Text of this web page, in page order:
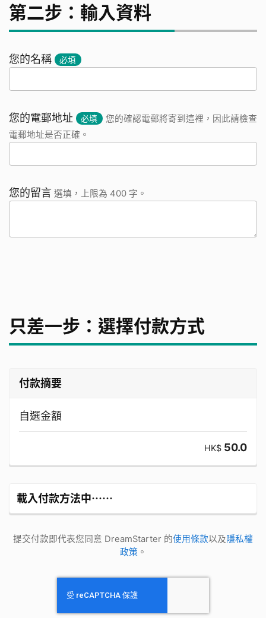
第二步：輸入資料
您的名稱 必填
您的電郵地址 必填
您的確認電郵將寄到這裡，因此請檢查
電郵地址是否正確。
您的留言 選填，上限為 400 字。
只差一步：選擇付款方式
付款摘要
自選金額
HK$ 50.0
載入付款方法中⋯⋯
提交付款即代表您同意 DreamStarter 的使用條款以及隱私權
政策 。